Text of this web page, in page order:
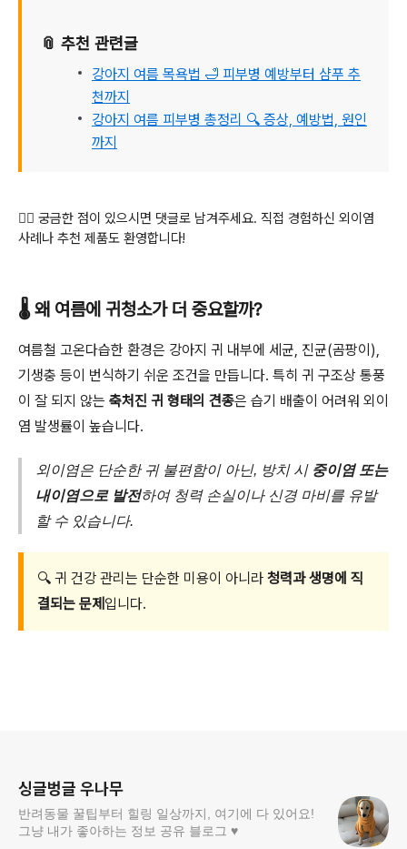
📎 추천 관련글
강아지 여름 목욕법 🛁 피부병 예방부터 샴푸 추
천까지
강아지 여름 피부병 총정리 🔍 증상, 예방법, 원인
까지
🙋‍♀️ 궁금한 점이 있으시면 댓글로 남겨주세요. 직접 경험하신 외이염
사례나 추천 제품도 환영합니다!
🌡️ 왜 여름에 귀청소가 더 중요할까?
여름철 고온다습한 환경은 강아지 귀 내부에 세균, 진균(곰팡이),
기생충 등이 번식하기 쉬운 조건을 만듭니다. 특히 귀 구조상 통풍
이 잘 되지 않는 축처진 귀 형태의 견종은 습기 배출이 어려워 외이
염 발생률이 높습니다.
외이염은 단순한 귀 불편함이 아닌, 방치 시 중이염 또는
내이염으로 발전하여 청력 손실이나 신경 마비를 유발
할 수 있습니다.
🔍 귀 건강 관리는 단순한 미용이 아니라 청력과 생명에 직
결되는 문제 입니다.
싱글벙글 우나무
반려동물 꿀팁부터 힐링 일상까지, 여기에 다 있어요!
그냥 내가 좋아하는 정보 공유 블로그 ♥